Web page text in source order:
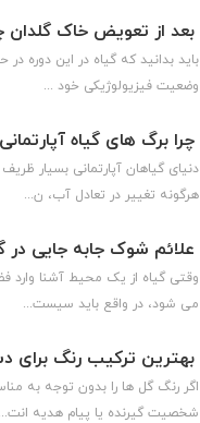
بعد از تعویض خاک گلدان
باید بدانید که گیاه در این دوره
وضعیت فیزیولوژیکی خود ...
دنیای گیاهان آپارتمانی بسیار
هرگونه تغییر در تعادل آب، ن...
وقتی گیاه از یک محیط آشنا وارد
می شود، در واقع باید سیست...
بهترین ترکیب رنگ برای
اگر رنگ گل ها را بدون توجه به
شخصیت گیرنده یا پیام هدیه انت...